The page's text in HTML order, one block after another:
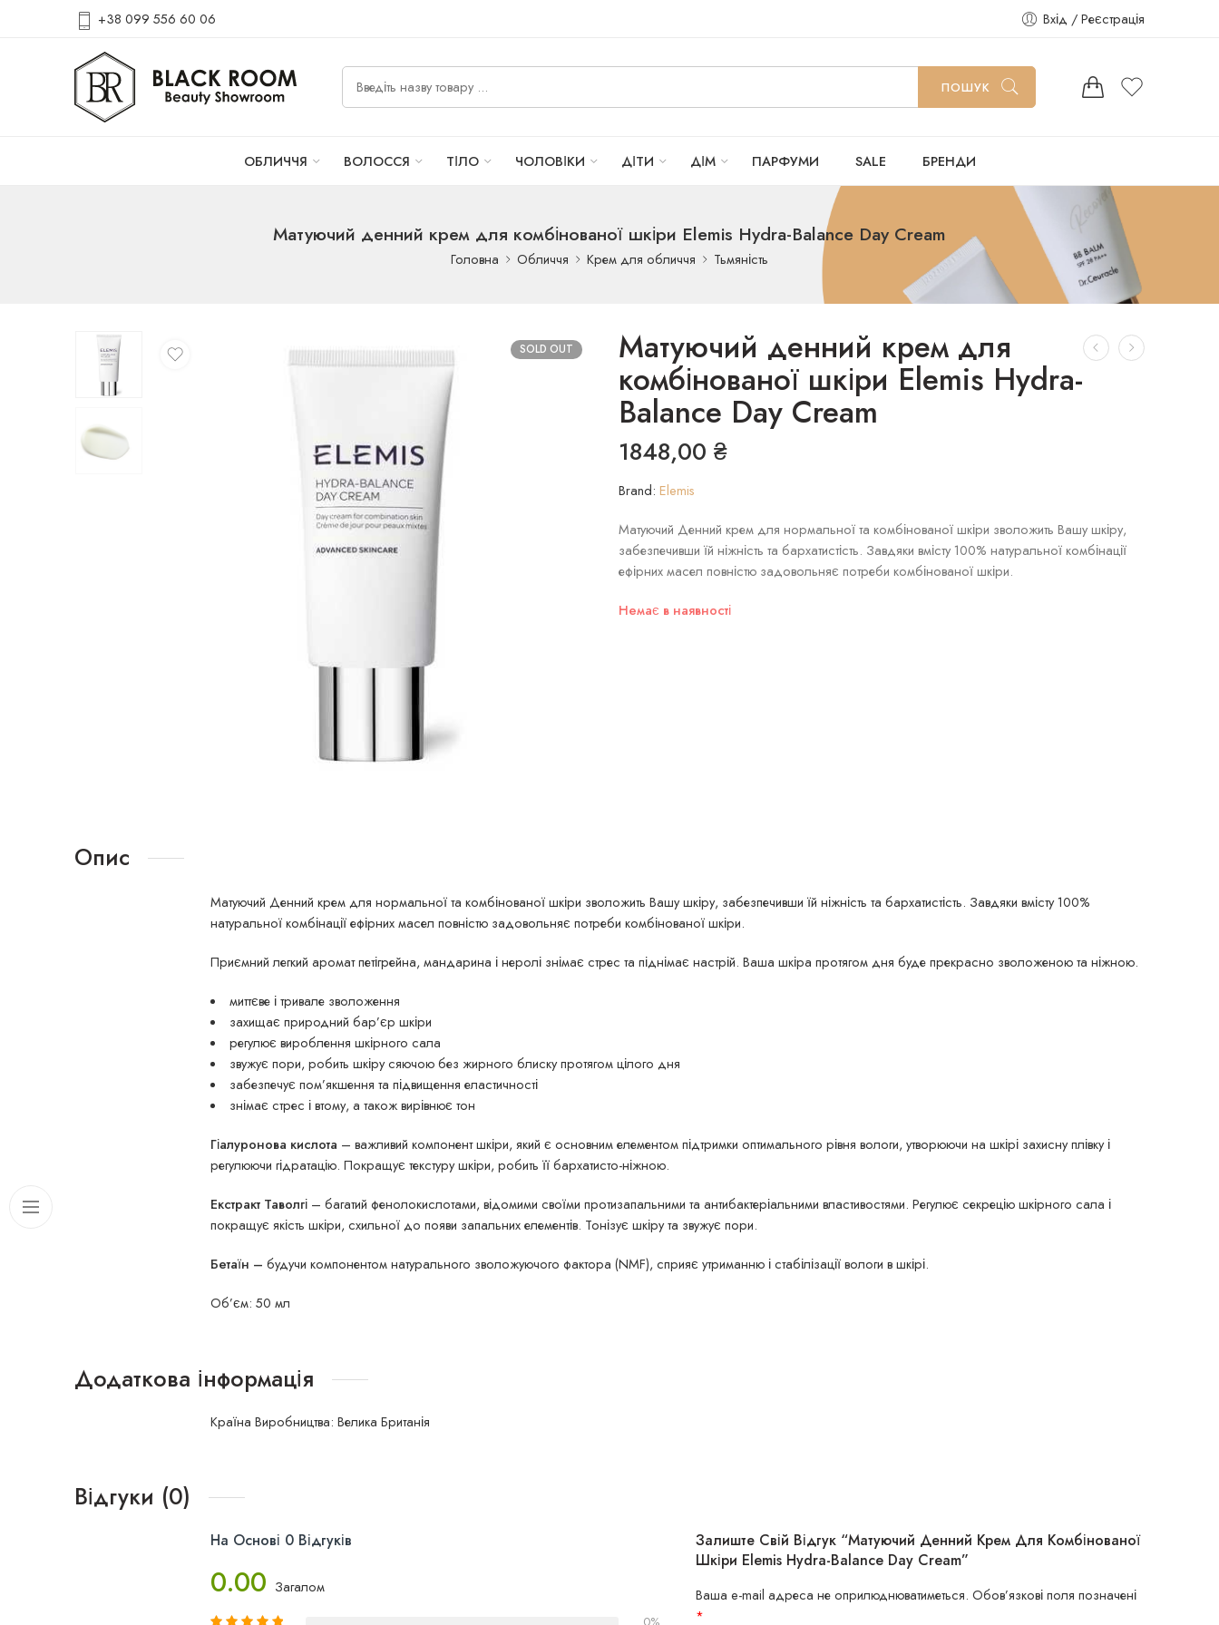
+38 099 556 60 06 Вхід / Реєстрація
ПОШУК
ОБЛИЧЧЯ ВОЛОССЯ ТІЛО ЧОЛОВІКИ ДІТИ ДІМ ПАРФУМИ SALE БРЕНДИ
Матуючий денний крем для комбінованої шкіри Elemis Hydra-Balance Day Cream
Головна Обличчя Крем для обличчя Тьмяність
SOLD OUT Матуючий денний крем для
комбінованої шкіри Elemis Hydra-
Balance Day Cream
1848,00 ₴
Brand: Elemis
Матуючий Денний крем для нормальної та комбінованої шкіри зволожить Вашу шкіру,
забезпечивши їй ніжність та бархатистість. Завдяки вмісту 100% натуральної комбінації
ефірних масел повністю задовольняє потреби комбінованої шкіри.
Немає в наявності
Опис
Матуючий Денний крем для нормальної та комбінованої шкіри зволожить Вашу шкіру, забезпечивши їй ніжність та бархатистість. Завдяки вмісту 100%
натуральної комбінації ефірних масел повністю задовольняє потреби комбінованої шкіри.
Приємний легкий аромат петігрейна, мандарина і неролі знімає стрес та піднімає настрій. Ваша шкіра протягом дня буде прекрасно зволоженою та ніжною.
миттєве і тривале зволоження
захищає природний бар’єр шкіри
регулює вироблення шкірного сала
звужує пори, робить шкіру сяючою без жирного блиску протягом цілого дня
забезпечує пом’якшення та підвищення еластичності
знімає стрес і втому, а також вирівнює тон
Гіалуронова кислота – важливий компонент шкіри, який є основним елементом підтримки оптимального рівня вологи, утворюючи на шкірі захисну плівку і
регулюючи гідратацію. Покращує текстуру шкіри, робить її бархатисто-ніжною.
Екстракт Таволгі – багатий фенолокислотами, відомими своїми протизапальними та антибактеріальними властивостями. Регулює секрецію шкірного сала і
покращує якість шкіри, схильної до появи запальних елементів. Тонізує шкіру та звужує пори.
Бетаїн – будучи компонентом натурального зволожуючого фактора (NMF), сприяє утриманню і стабілізації вологи в шкірі.
Об’єм: 50 мл
Додаткова інформація
Країна Виробництва: Велика Британія
Відгуки (0)
На Основі 0 Відгуків
0.00 Загалом
0%
Залиште Свій Відгук “Матуючий Денний Крем Для Комбінованої
Шкіри Elemis Hydra-Balance Day Cream”
Ваша e-mail адреса не оприлюднюватиметься. Обов’язкові поля позначені
*